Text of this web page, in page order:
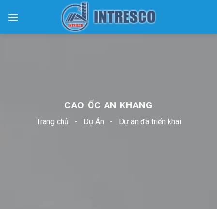
CAO ỐC AN KHANG
Trang chủ - Dự Án - Dự án đã triển khai